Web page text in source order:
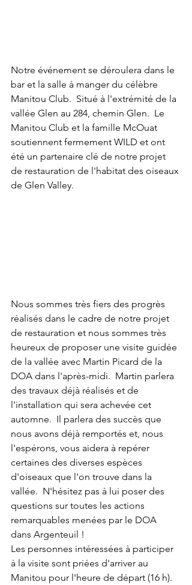
Notre événement se déroulera dans le
bar et la salle à manger du célèbre
Manitou Club.  Situé à l'extrémité de la
vallée Glen au 284, chemin Glen.  Le
Manitou Club et la famille McOuat
soutiennent fermement WILD et ont
été un partenaire clé de notre projet
de restauration de l'habitat des oiseaux
de Glen Valley.
Nous sommes très fiers des progrès
réalisés dans le cadre de notre projet
de restauration et nous sommes très
heureux de proposer une visite guidée
de la vallée avec Martin Picard de la
DOA dans l'après-midi.  Martin parlera
des travaux déjà réalisés et de
l'installation qui sera achevée cet
automne.  Il parlera des succès que
nous avons déjà remportés et, nous
l'espérons, vous aidera à repérer
certaines des diverses espèces
d'oiseaux que l'on trouve dans la
vallée.  N'hésitez pas à lui poser des
questions sur toutes les actions
remarquables menées par le DOA
dans Argenteuil !
Les personnes intéressées à participer
à la visite sont priées d'arriver au
Manitou pour l'heure de départ (16 h).